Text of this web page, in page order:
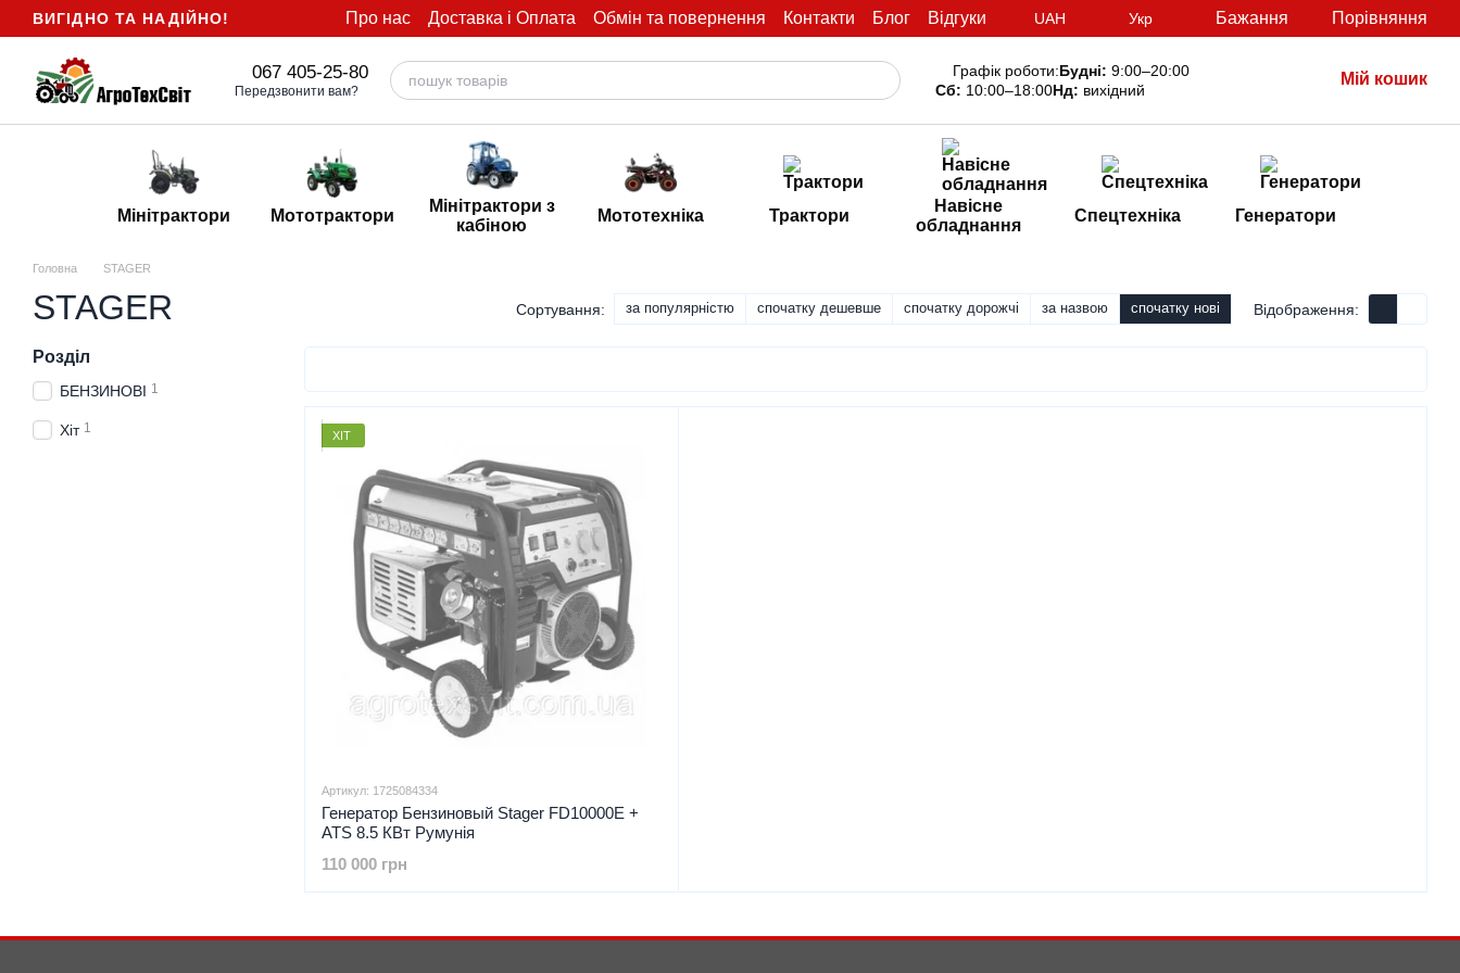
Перейти до основного контенту
ВИГІДНО ТА НАДІЙНО! Про нас Доставка і Оплата Обмін та повернення Контакти Блог Відгуки UAH Укр Бажання Порівняння
067 405-25-80
Передзвонити вам?
Графік роботи:Будні: 9:00–20:00
Сб: 10:00–18:00Нд: вихідний
Мій кошик
Мінітрактори Мототрактори
Мінітрактори з
кабіною
Мототехніка Трактори
Навісне
обладнання
Спецтехніка Генератори
Головна STAGER
STAGER Сортування: за популярністю спочатку дешевше спочатку дорожчі за назвою спочатку нові Відображення:
ХІТ
Артикул: 1725084334
Генератор Бензиновый Stager FD10000E +
ATS 8.5 КВт Румунія
110 000 грн
Розділ
БЕНЗИНОВІ 1
Хіт 1